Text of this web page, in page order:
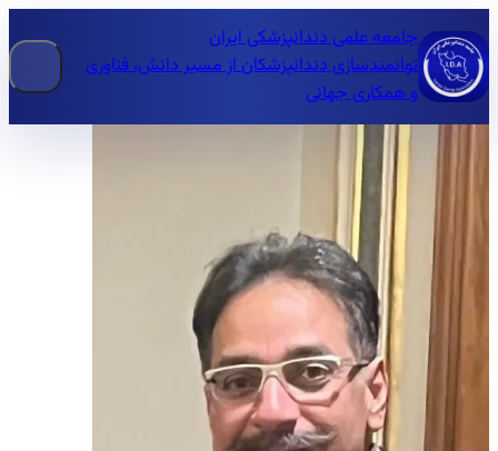
جامعه علمی دندانپزشکی ایران
توانمندسازی دندانپزشکان از مسیر دانش، فناوری
و همکاری جهانی